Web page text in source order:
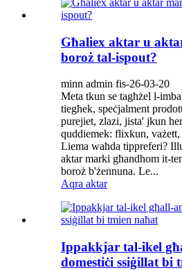
Għaliex aktar u
boroż tal-ispout?
minn admin fis-26-03-20
Meta tkun se tagħżel l-
tiegħek, speċjalment
purejiet, zlazi, jista' jkun
quddiemek: flixkun, vażett,
Liema waħda tippreferi?
aktar marki għandhom it-
boroż b'żennuna. Le...
Aqra aktar
Ippakkjar tal-ikel
domestiċi ssiġillat bi